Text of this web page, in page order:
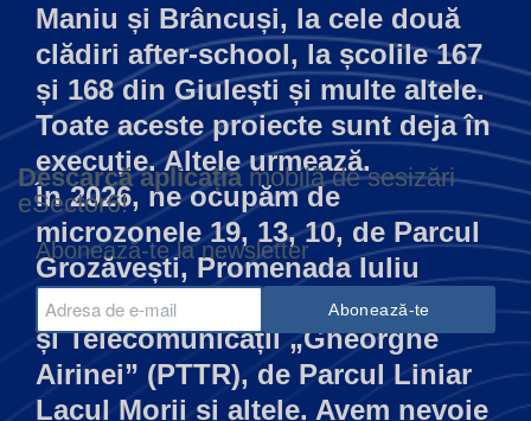
Maniu și Brâncuși, la cele două
clădiri after-school, la școlile 167
și 168 din Giulești și multe altele.
Toate aceste proiecte sunt deja în
execuție. Altele urmează.
În 2026, ne ocupăm de
microzonele 19, 13, 10, de Parcul
Grozăvești, Promenada Iuliu
Maniu, Colegiul Tehnic de Poștă
și Telecomunicații „Gheorghe
Airinei” (PTTR), de Parcul Liniar
Lacul Morii și altele. Avem nevoie
Descarcă aplicațiamobilă de sesizări
eSector6!
Abonează-te la newsletter